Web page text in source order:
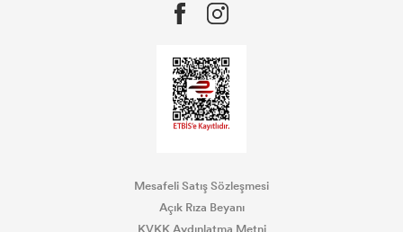
Mesafeli Satış Sözleşmesi
Açık Rıza Beyanı